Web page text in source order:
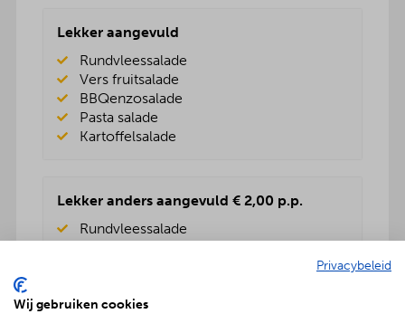
Lekker aangevuld
Rundvleessalade
Vers fruitsalade
BBQenzosalade
Pasta salade
Kartoffelsalade
Lekker anders aangevuld € 2,00 p.p.
Rundvleessalade
Kartoffelsalade
Privacybeleid
Wij gebruiken cookies